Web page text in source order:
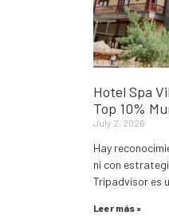
Hotel Spa
Top 10%
July 2, 2026
Hay
ni con
Tripadvisor es
Leer más »